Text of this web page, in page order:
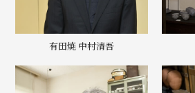
有田焼 中村清吾